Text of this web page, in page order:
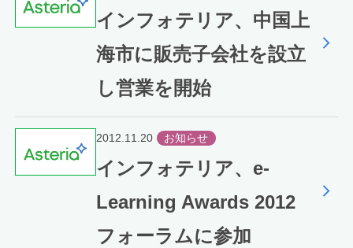
インフォテリア、中国上
海市に販売子会社を設立
し営業を開始
2012.11.20 お知らせ
インフォテリア、e-
Learning Awards 2012
フォーラムに参加